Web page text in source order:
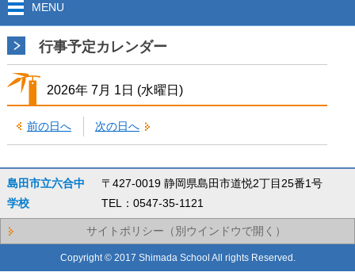
MENU
行事予定カレンダー
2026年 7月 1日 (水曜日)
前の日へ 次の日へ
島田市立六合中
学校
〒427-0019 静岡県島田市道悦2丁目25番1号
TEL：0547-35-1121
サイトポリシー（別ウインドウで開く）
Copyright © 2017 Shimada School All rights Reserved.